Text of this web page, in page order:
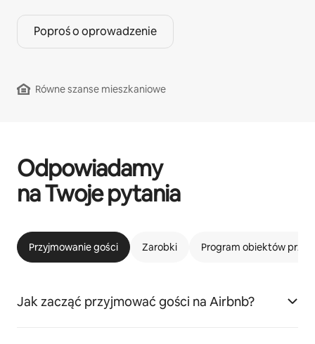
Poproś o oprowadzenie
Równe szanse mieszkaniowe
Odpowiadamy
na Twoje pytania
Przyjmowanie gości Zarobki Program obiektów
Jak zacząć przyjmować gości na Airbnb?